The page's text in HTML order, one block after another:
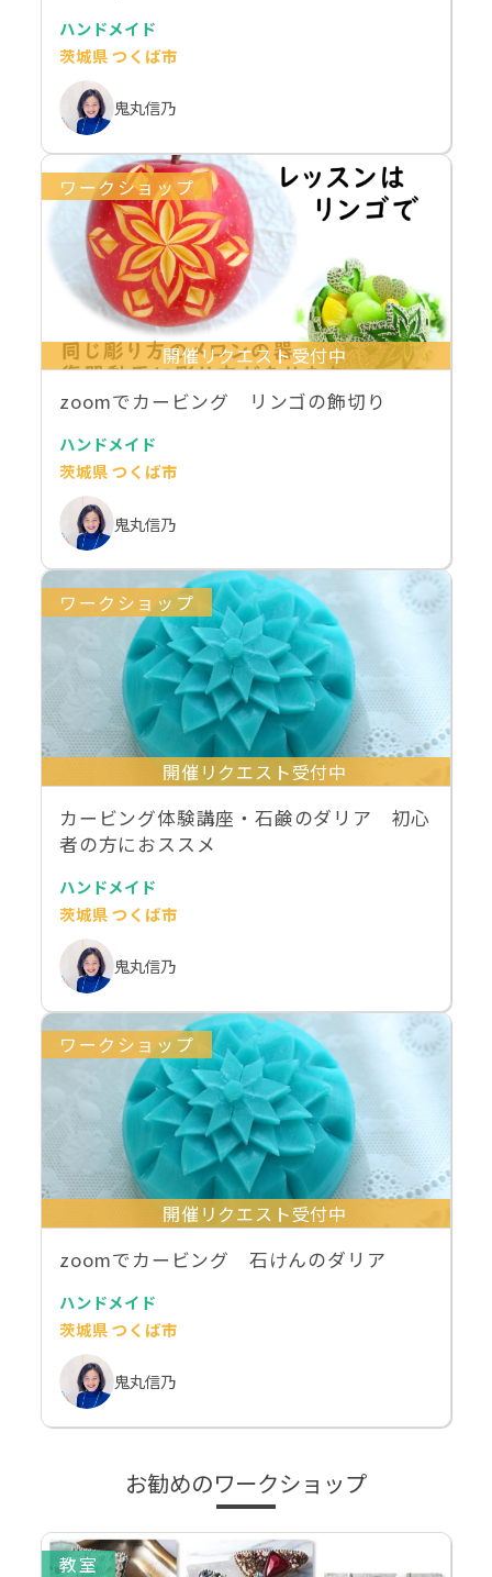
ハンドメイド
茨城県 つくば市
鬼丸信乃
ワークショップ
開催リクエスト受付中
zoomでカービング リンゴの飾切り
ハンドメイド
茨城県 つくば市
鬼丸信乃
ワークショップ
開催リクエスト受付中
カービング体験講座・石鹸のダリア 初心
者の方におススメ
ハンドメイド
茨城県 つくば市
鬼丸信乃
ワークショップ
開催リクエスト受付中
zoomでカービング 石けんのダリア
ハンドメイド
茨城県 つくば市
鬼丸信乃
お勧めのワークショップ
教室